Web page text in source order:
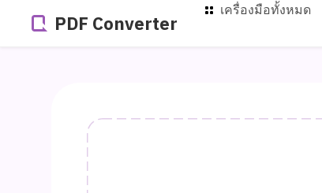
PDF Converter
เครื่องมือทั้งหมด